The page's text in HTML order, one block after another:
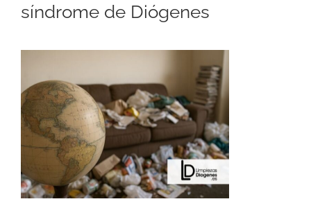
síndrome de Diógenes